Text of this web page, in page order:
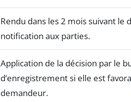
Rendu dans les 2 mois suivant le
notification aux parties.
Application de la décision par le
d’enregistrement si elle est
demandeur.